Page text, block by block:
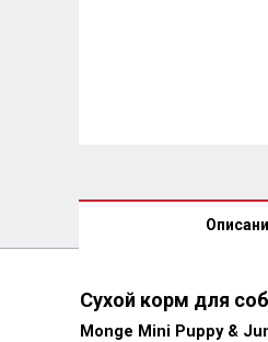
Сухой корм для
Monge Mini Puppy &